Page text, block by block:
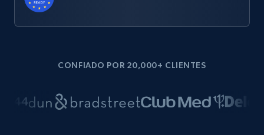
CONFIADO POR 20,000+ CLIENTES